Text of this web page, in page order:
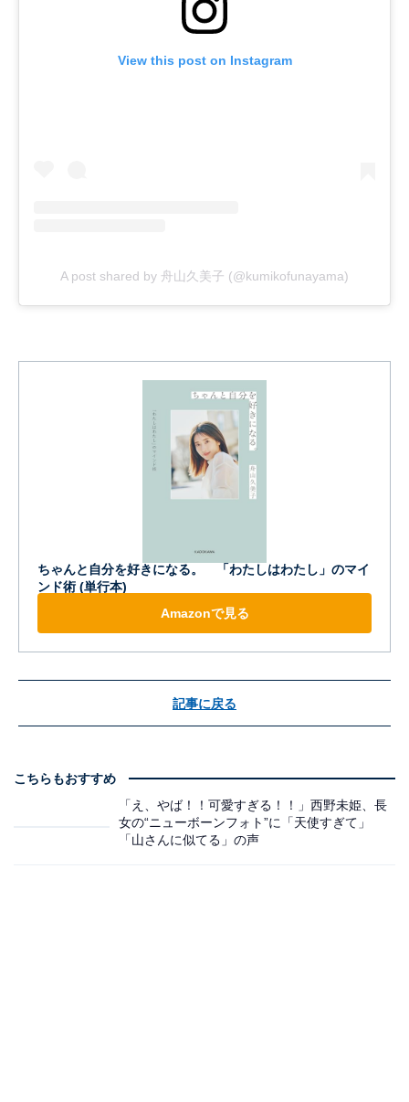
View this post on Instagram
A post shared by 舟山久美子 (@kumikofunayama)
ちゃんと自分を好きになる。 「わたしはわたし」のマイ
ンド術 (単行本)
Amazonで見る
記事に戻る
こちらもおすすめ
「え、やば！！可愛すぎる！！」西野未姫、長
女の“ニューボーンフォト”に「天使すぎて」
「山さんに似てる」の声